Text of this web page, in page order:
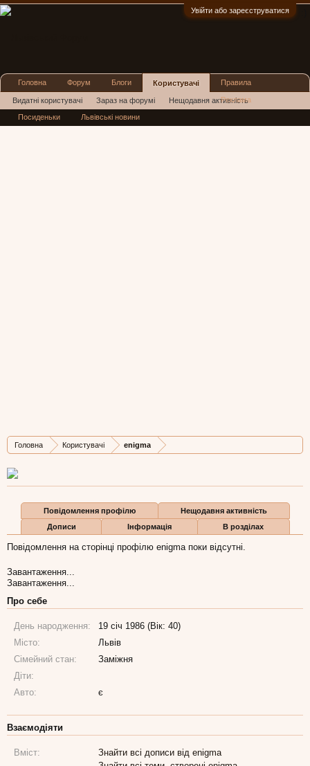
Увійти або зареєструватися
Головна Користувачі enigma
Дописів
0
Карма
0
Бали
0
Повідомлення профілю
Нещодавня активність
Дописи
Інформація В розділах
Повідомлення на сторінці профілю enigma поки відсутні.
Завантаження...
Завантаження...
Про себе
День народження:
19 січ 1986 (Вік: 40)
Місто:
Львів
Сімейний стан:
Заміжня
Діти:
Авто:
є
Взаємодіяти
Вміст:
Знайти всі дописи від enigma
Головна Форум Блоги Користувачі
Видатні користувачі Зараз на форумі Нещодавня активність
Нові повідомлення профілю
Правила
Реклама
Посиденьки Львівські новини